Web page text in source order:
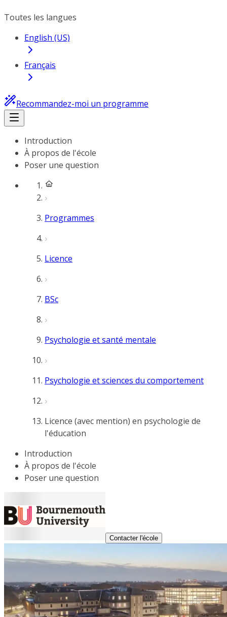
Toutes les langues
English (US)
Français
Recommandez-moi un programme
Introduction
À propos de l'école
Poser une question
Programmes
Licence
BSc
Psychologie et santé mentale
Psychologie et sciences du comportement
Licence (avec mention) en psychologie de
l'éducation
Introduction
À propos de l'école
Poser une question
Contacter l'école